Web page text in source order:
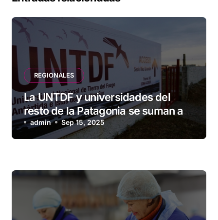
REGIONALES
La UNTDF y universidades del
resto de la Patagonia se suman a
marcha federal en rechazo al veto
de Milei
admin Sep 15, 2025